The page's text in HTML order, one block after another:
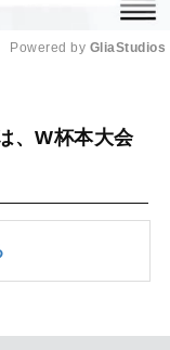
Powered by GliaStudios
、W杯本大会